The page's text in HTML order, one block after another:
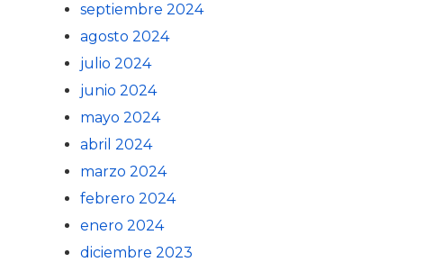
septiembre 2024
agosto 2024
julio 2024
junio 2024
mayo 2024
abril 2024
marzo 2024
febrero 2024
enero 2024
diciembre 2023